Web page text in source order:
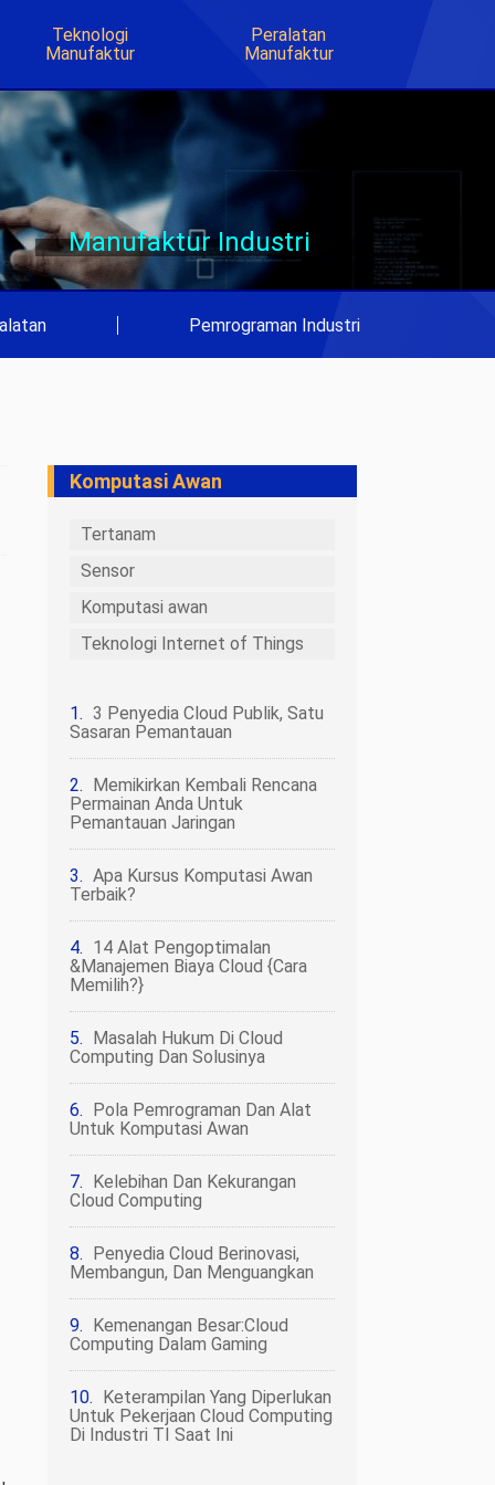
Teknologi
Manufaktur
Peralatan
Manufaktur
Manufaktur Industri
Pemrograman Industri
Komputasi Awan
Tertanam
Sensor
Komputasi awan
Teknologi Internet of Things
3 Penyedia Cloud Publik, Satu
Sasaran Pemantauan
Memikirkan Kembali Rencana
Permainan Anda Untuk
Pemantauan Jaringan
Apa Kursus Komputasi Awan
Terbaik?
14 Alat Pengoptimalan
&Manajemen Biaya Cloud {Cara
Memilih?}
Masalah Hukum Di Cloud
Computing Dan Solusinya
Pola Pemrograman Dan Alat
Untuk Komputasi Awan
Kelebihan Dan Kekurangan
Cloud Computing
Penyedia Cloud Berinovasi,
Membangun, Dan Menguangkan
Kemenangan Besar:Cloud
Computing Dalam Gaming
Keterampilan Yang Diperlukan
Untuk Pekerjaan Cloud Computing
Di Industri TI Saat Ini